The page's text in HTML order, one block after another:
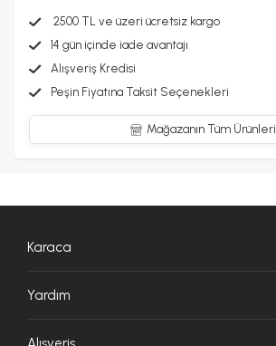
2500 TL ve üzeri ücretsiz kargo
14 gün içinde iade avantajı
Alışveriş Kredisi
Peşin Fiyatına Taksit Seçenekleri
Mağazanın Tüm Ürünleri
Karaca
Yardım